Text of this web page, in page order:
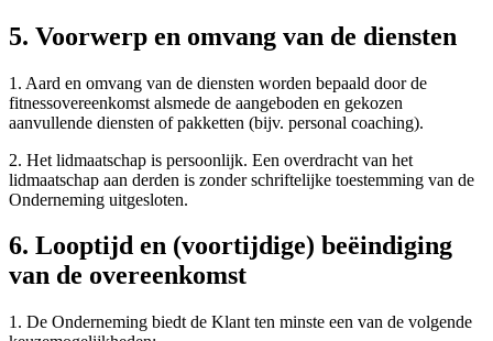
5. Voorwerp en omvang van de diensten
1. Aard en omvang van de diensten worden bepaald door de
fitnessovereenkomst alsmede de aangeboden en gekozen
aanvullende diensten of pakketten (bijv. personal coaching).
2. Het lidmaatschap is persoonlijk. Een overdracht van het
lidmaatschap aan derden is zonder schriftelijke toestemming van de
Onderneming uitgesloten.
6. Looptijd en (voortijdige) beëindiging
van de overeenkomst
1. De Onderneming biedt de Klant ten minste een van de volgende